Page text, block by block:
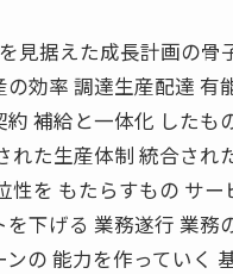
見据えた成長計画の骨
の効率 調達生産配達 有
約 補給と一体化 したも
れた生産体制 統合され
性を もたらすもの サー
を下げる 業務遂行 業務
ンの 能力を作っていく